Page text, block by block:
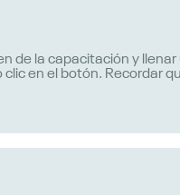
de la capacitación y
en el botón. Recordar